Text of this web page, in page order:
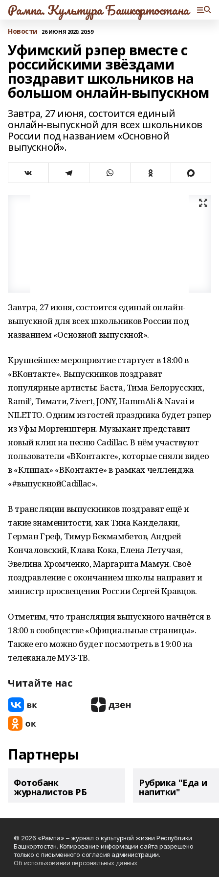
Рампа. Культура Башкортостана
Новости 26 ИЮНЯ 2020, 20:59
Уфимский рэпер вместе с
российскими звёздами
поздравит школьников на
большом онлайн-выпускном
Завтра, 27 июня, состоится единый
онлайн-выпускной для всех школьников
России под названием «Основной
выпускной».
Завтра, 27 июня, состоится единый онлайн-
выпускной для всех школьников России под
названием «Основной выпускной».
Крупнейшее мероприятие стартует в 18:00 в
«ВКонтакте». Выпускников поздравят
популярные артисты: Баста, Тима Белорусских,
Ramil’, Тимати, Zivert, JONY, HammAli & Navai и
NILETTO. Одним из гостей праздника будет рэпер
из Уфы Моргенштерн. Музыкант представит
новый клип на песню Cadillac. В нём участвуют
пользователи «ВКонтакте», которые сняли видео
в «Клипах» «ВКонтакте» в рамках челленджа
«#выпускнойCadillac».
В трансляции выпускников поздравят ещё и
такие знаменитости, как Тина Канделаки,
Герман Греф, Тимур Бекмамбетов, Андрей
Кончаловский, Клава Кока, Елена Летучая,
Эвелина Хромченко, Маргарита Мамун. Своё
поздравление с окончанием школы направит и
министр просвещения России Сергей Кравцов.
Отметим, что трансляция выпускного начнётся в
18:00 в сообществе «Официальные страницы».
Также его можно будет посмотреть в 19:00 на
телеканале МУЗ-ТВ.
Читайте нас
Партнеры
Фотобанк
журналистов РБ
Рубрика "Еда и
напитки"
© 2026 «Рампа» – журнал о культурной жизни Республики
Башкортостан. Копирование информации сайта разрешено
только с письменного согласия администрации.
Об использовании персональных данных